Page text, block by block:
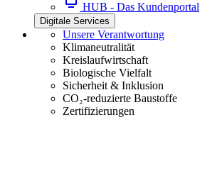
HUB - Das Kundenportal
Digitale Services
Unsere Verantwortung
Klimaneutralität
Kreislaufwirtschaft
Biologische Vielfalt
Sicherheit & Inklusion
CO₂-reduzierte Baustoffe
Zertifizierungen